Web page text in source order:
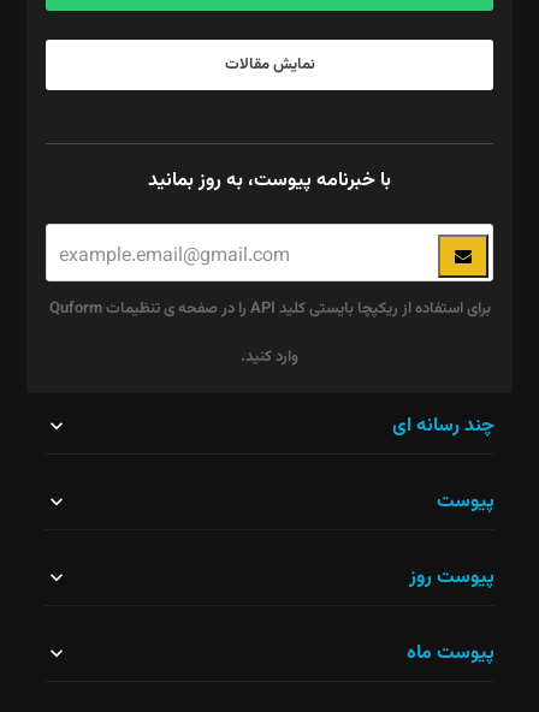
نمایش مقالات
با خبرنامه پیوست، به روز بمانید
برای استفاده از ریکپچا بایستی کلید API را در صفحه ی تنظیمات Quform
وارد کنید.
نباید
شود.
چند رسانه ای
پیوست
پیوست روز
پیوست ماه